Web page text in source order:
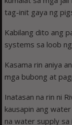
tag-init gaya ng
Kabilang dito ang
systems sa loob
Kasama rin aniya
mga bubong at
Inatasan na rin ni
kausapin ang
na water supply sa